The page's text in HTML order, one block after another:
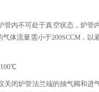
管内不可处于真空状态，炉管
体流量需小于200SCCM，以
关闭炉管法兰端的抽气阀和进